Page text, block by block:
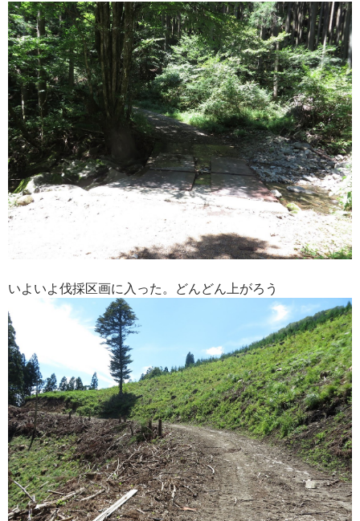
いよいよ伐採区画に入った。どんどん上がろう